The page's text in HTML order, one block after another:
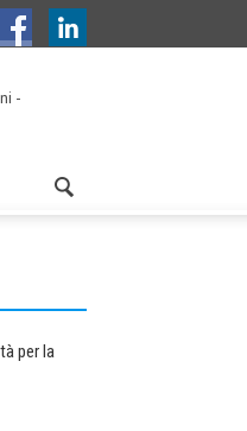
-
per la